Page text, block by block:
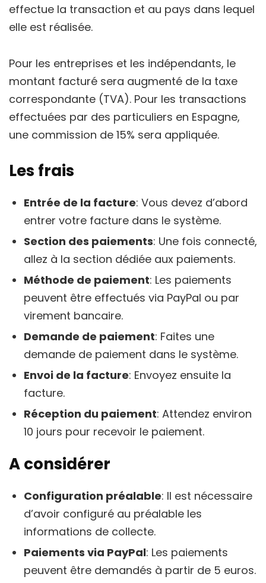
effectue la transaction et au pays dans lequel
elle est réalisée.
Pour les entreprises et les indépendants, le
montant facturé sera augmenté de la taxe
correspondante (TVA). Pour les transactions
effectuées par des particuliers en Espagne,
une commission de 15% sera appliquée.
Les frais
Entrée de la facture: Vous devez d’abord
entrer votre facture dans le système.
Section des paiements: Une fois connecté,
allez à la section dédiée aux paiements.
Méthode de paiement: Les paiements
peuvent être effectués via PayPal ou par
virement bancaire.
Demande de paiement: Faites une
demande de paiement dans le système.
Envoi de la facture: Envoyez ensuite la
facture.
Réception du paiement: Attendez environ
10 jours pour recevoir le paiement.
A considérer
Configuration préalable: Il est nécessaire
d’avoir configuré au préalable les
informations de collecte.
Paiements via PayPal: Les paiements
peuvent être demandés à partir de 5 euros.